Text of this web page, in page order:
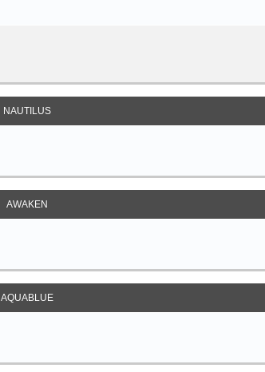
NAUTILUS
AWAKEN
AQUABLUE